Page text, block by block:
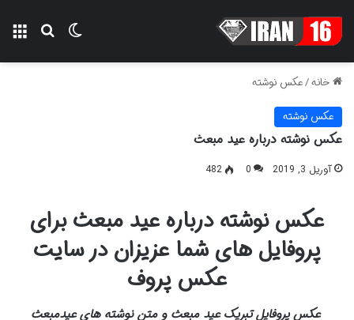
تغییر پوسته
خانه/عکس نوشته
عکس نوشته
عکس نوشته درباره عید مبعث
آوریل 3, 2019 0
482
عکس نوشته درباره عید مبعث برای
پروفایل های شما عزیزان در سایت
عکس پروف
عکس پروفایل تبریک عید مبعث و متن نوشته های عیدمبعث